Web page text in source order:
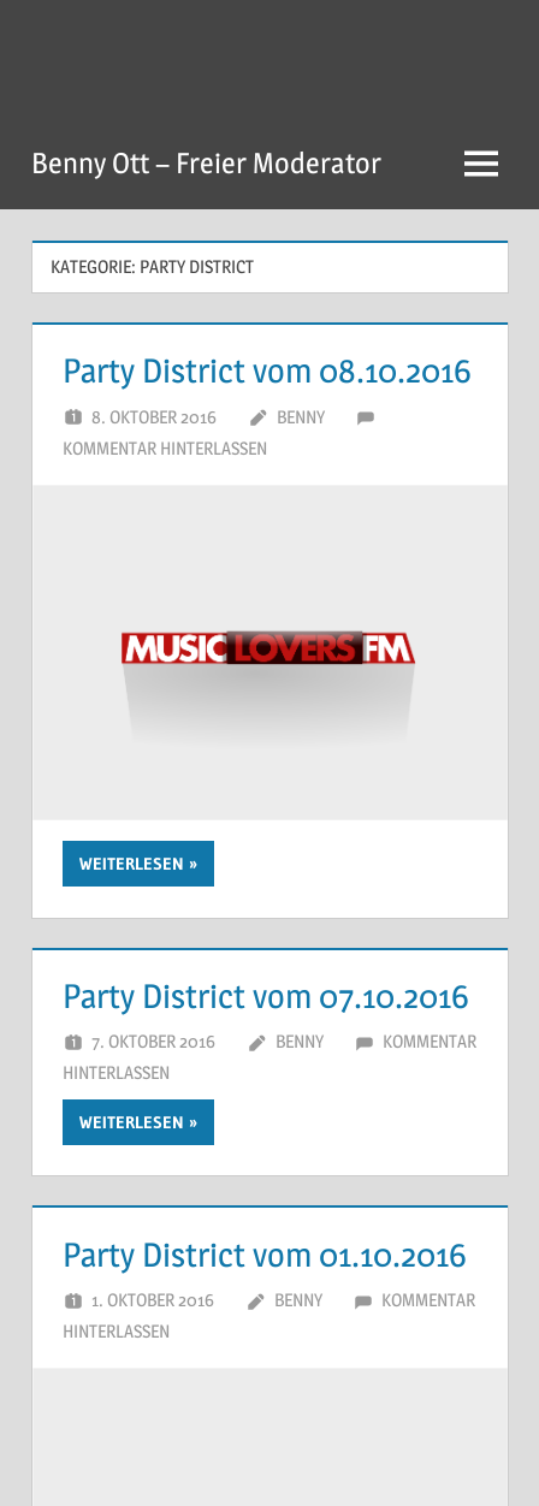
Benny Ott – Freier Moderator Menu
KATEGORIE: PARTY DISTRICT
Party District vom 08.10.2016
8. OKTOBER 2016
BENNY
KOMMENTAR HINTERLASSEN
WEITERLESEN
Party District vom 07.10.2016
7. OKTOBER 2016 BENNY
KOMMENTAR
HINTERLASSEN
WEITERLESEN
Party District vom 01.10.2016
1. OKTOBER 2016 BENNY
KOMMENTAR
HINTERLASSEN